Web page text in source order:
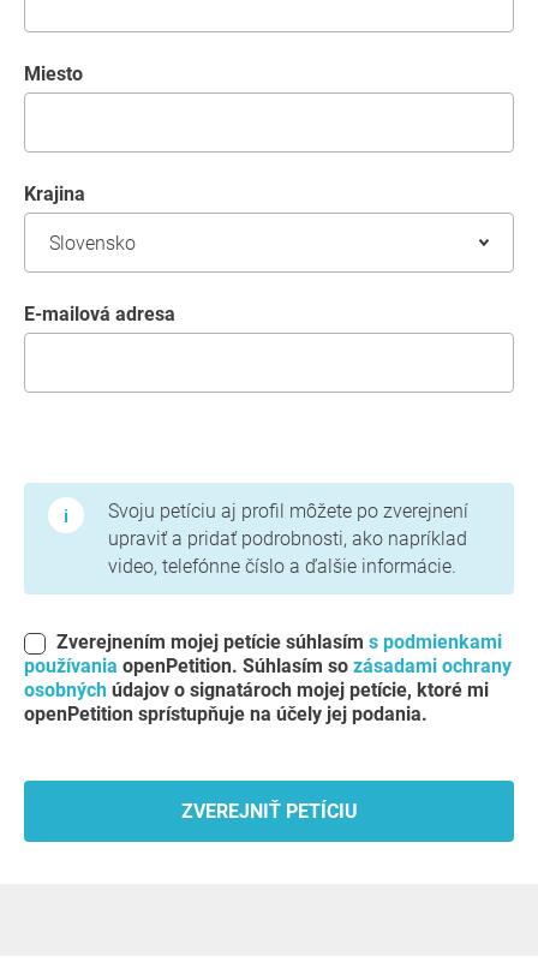
miesto
krajina
E-mailová adresa
Podmienky používania a zásady ochrany osobných údajov
Svoju petíciu aj profil môžete po zverejnení
upraviť a pridať podrobnosti, ako napríklad
video, telefónne číslo a ďalšie informácie.
Zverejnením mojej petície súhlasím s podmienkami
používania openPetition. Súhlasím so zásadami ochrany
osobných údajov o signatároch mojej petície, ktoré mi
openPetition sprístupňuje na účely jej podania.
ZVEREJNIŤ PETÍCIU